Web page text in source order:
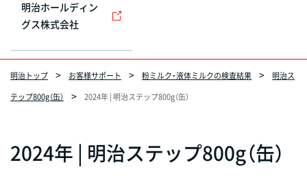
明治ホールディン
グス株式会社
明治トップ お客様サポート 粉ミルク・液体ミルクの検査結果
明治ス
テップ800g（缶）
2024年 | 明治ステップ800g（缶）
2024年 | 明治ステップ800g（缶）